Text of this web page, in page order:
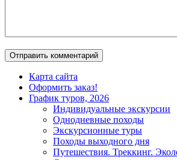
Карта сайта
Оформить заказ!
График туров, 2026
Индивидуальные экскурсии
Однодневные походы
Экскурсионные туры
Походы выходного дня
Путешествия. Треккинг.